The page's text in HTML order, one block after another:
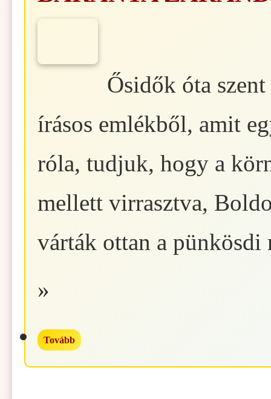
Ősidők óta
írásos emlékből, amit
róla, tudjuk, hogy a
mellett virrasztva,
várták ottan a pünkösdi
»
Tovább